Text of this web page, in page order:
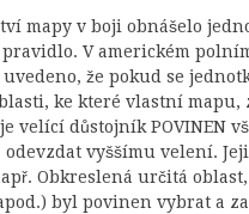
mapy v boji obnášelo
V americkém
uvedeno, že pokud se
ke které vlastní mapu,
velící důstojník POVINEN
odevzdat vyššímu velení.
Obkreslená určitá
byl povinen vybrat a